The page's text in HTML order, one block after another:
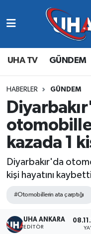
UHA TV GÜNDEM
HABERLER GÜNDEM
kazada 1
Diyarbakır'da
kişi hayatını
#Otomobillerin ata çarptığı
UHA ANKARA
EDITÖR
Abone Ol
Gündem
Ekonomi
Magazin
Siyaset
Spor
Yaşam
Nöbetçi
Hava Durumu
Namaz Vakitleri
Trafik Durumu
Süper Lig Puan
Tüm Manşetler
Son Dakika
Haber Arşivi